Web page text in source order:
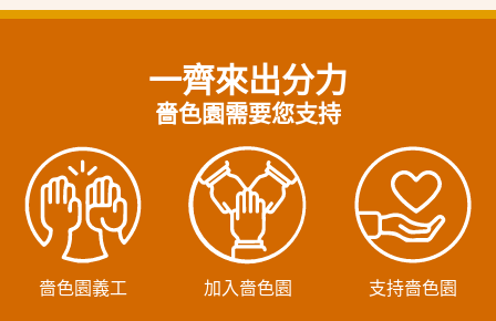
一齊來出分力
嗇色園需要您支持
嗇色園義工 加入嗇色園 支持嗇色園